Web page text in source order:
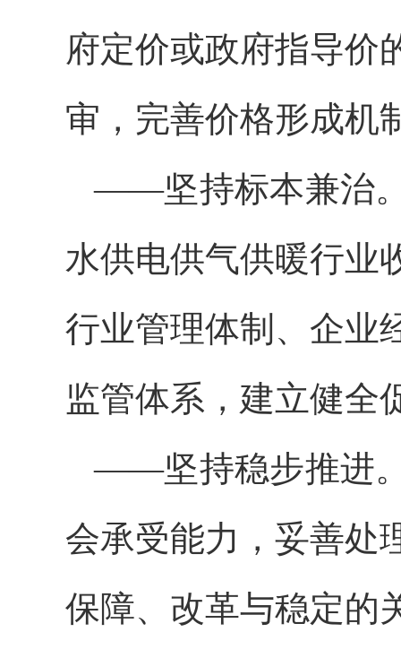
府定价或政府指导价
审，完善价格形成机
——坚持标本兼治
水供电供气供暖行业
行业管理体制、企业
监管体系，建立健全
——坚持稳步推进
会承受能力，妥善处
保障、改革与稳定的